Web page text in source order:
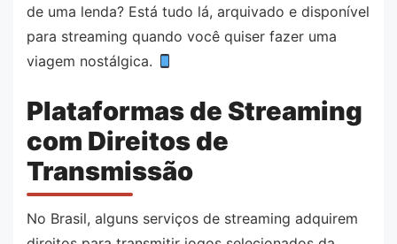
de uma lenda? Está tudo lá, arquivado e disponível
para streaming quando você quiser fazer uma
viagem nostálgica.
Plataformas de Streaming
com Direitos de
Transmissão
No Brasil, alguns serviços de streaming adquirem